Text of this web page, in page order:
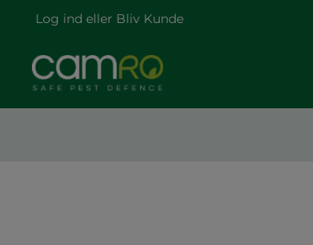
Log ind eller Bliv Kunde